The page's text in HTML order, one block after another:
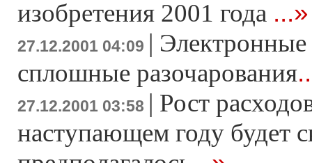
изобретения 2001 года ...»
27.12.2001 04:09 |
сплошные разочарования
27.12.2001 03:58 | Рост
наступающем году будет